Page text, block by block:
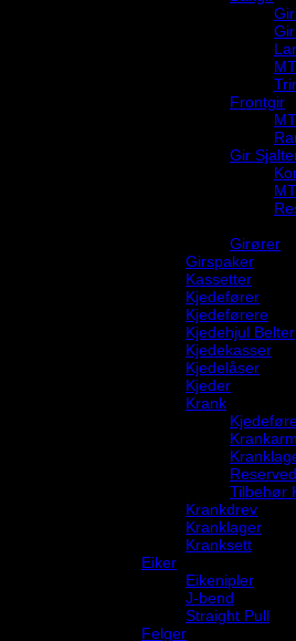
Frontgir
Gir
Girører
Girspaker
Kassetter
Kjedefører
Kjedeførere
Kjedehjul Belter
Kjedekasser
Kjedelåser
Kjeder
Krank
Tilbehør
Krankdrev
Kranklager
Kranksett
Eiker
Eikenipler
J-bend
Straight Pull
Felger